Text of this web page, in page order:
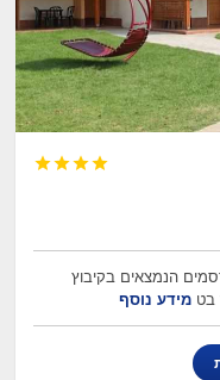




הנמצאים בקיבוץ
בטמידע נוסף